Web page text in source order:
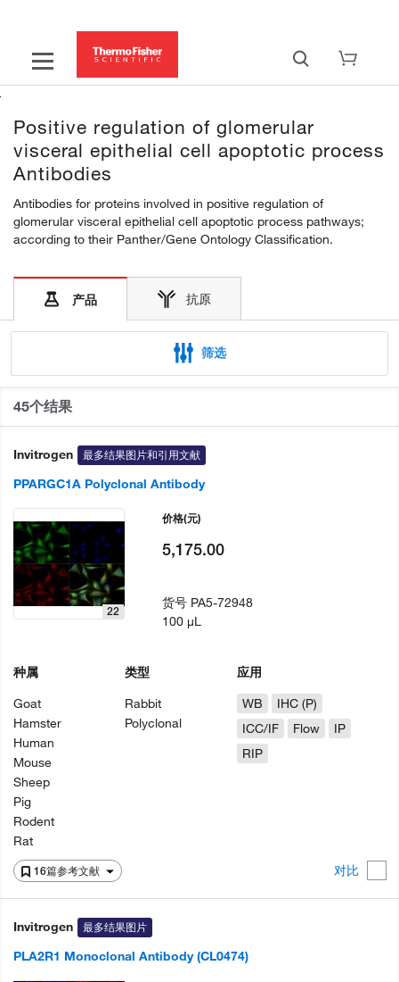
Positive regulation of glomerular
visceral epithelial cell apoptotic process
Antibodies
Antibodies for proteins involved in positive regulation of
glomerular visceral epithelial cell apoptotic process pathways;
according to their Panther/Gene Ontology Classification.
产品 抗原
筛选
45个结果
Invitrogen 最多结果图片和引用文献
PPARGC1A Polyclonal Antibody
16篇参考文献 对比
22
种属
Goat
Hamster
Human
Mouse
Sheep
Pig
Rodent
Rat
类型
Rabbit
Polyclonal
应用
WB
IHC (P)
ICC/IF
Flow
IP
RIP
价格(元)
5,175.00
货号 PA5-72948
100 µL
Invitrogen 最多结果图片
PLA2R1 Monoclonal Antibody (CL0474)